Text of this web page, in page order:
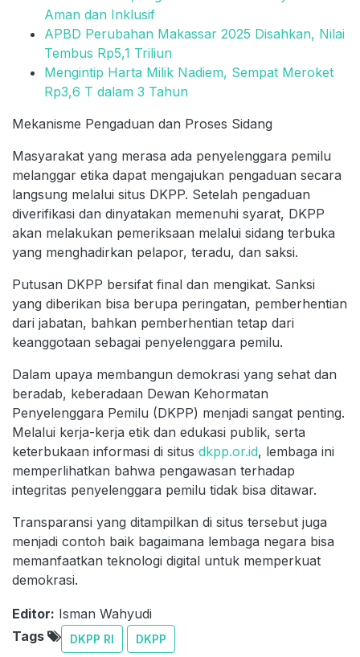
Aman dan Inklusif
APBD Perubahan Makassar 2025 Disahkan, Nilai
Tembus Rp5,1 Triliun
Mengintip Harta Milik Nadiem, Sempat Meroket
Rp3,6 T dalam 3 Tahun
Mekanisme Pengaduan dan Proses Sidang
Masyarakat yang merasa ada penyelenggara pemilu
melanggar etika dapat mengajukan pengaduan secara
langsung melalui situs DKPP. Setelah pengaduan
diverifikasi dan dinyatakan memenuhi syarat, DKPP
akan melakukan pemeriksaan melalui sidang terbuka
yang menghadirkan pelapor, teradu, dan saksi.
Putusan DKPP bersifat final dan mengikat. Sanksi
yang diberikan bisa berupa peringatan, pemberhentian
dari jabatan, bahkan pemberhentian tetap dari
keanggotaan sebagai penyelenggara pemilu.
Dalam upaya membangun demokrasi yang sehat dan
beradab, keberadaan Dewan Kehormatan
Penyelenggara Pemilu (DKPP) menjadi sangat penting.
Melalui kerja-kerja etik dan edukasi publik, serta
keterbukaan informasi di situs dkpp.or.id, lembaga ini
memperlihatkan bahwa pengawasan terhadap
integritas penyelenggara pemilu tidak bisa ditawar.
Transparansi yang ditampilkan di situs tersebut juga
menjadi contoh baik bagaimana lembaga negara bisa
memanfaatkan teknologi digital untuk memperkuat
demokrasi.
Editor: Isman Wahyudi
Tags
DKPP RI DKPP